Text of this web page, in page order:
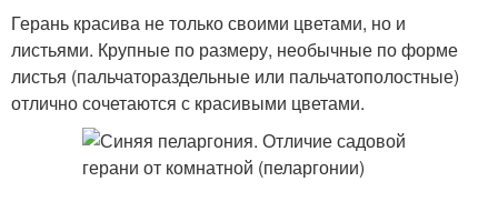
Герань красива не только своими цветами, но и
листьями. Крупные по размеру, необычные по форме
листья (пальчатораздельные или пальчатополостные)
отлично сочетаются с красивыми цветами.